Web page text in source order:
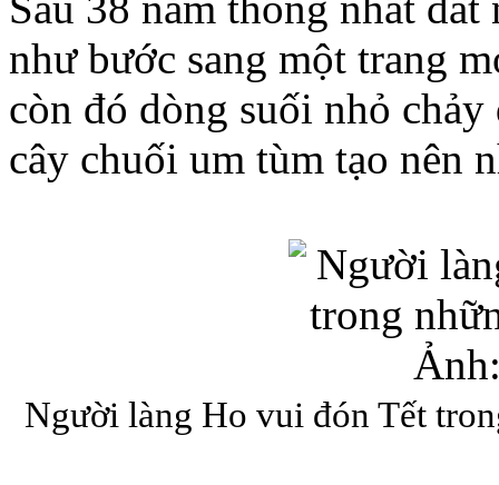
như bước sang một trang
còn đó dòng suối nhỏ
cây chuối um tùm tạo nên
Người làng Ho vui đón Tết